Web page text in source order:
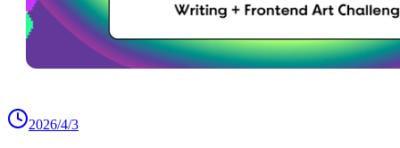
2026/4/3